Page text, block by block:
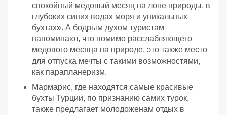
спокойный медовый месяц на лоне природы, в
глубоких синих водах моря и уникальных
бухтах». А бодрым духом туристам
напоминают, что помимо расслабляющего
медового месяца на природе, это также место
для отпуска мечты с такими возможностями,
как парапланеризм.
Мармарис, где находятся самые красивые
бухты Турции, по признанию самих турок,
также предлагает молодоженам отдых в